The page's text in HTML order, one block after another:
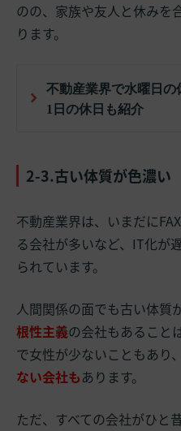
のの、家族や友人と休みを
ります。
不動産業界で水曜日の
1日の休日も紹介
2-3.古い体質が色濃い
不動産業界は、いまだに
る会社が多いなど、IT化が
られています。
人間関係の面でも古い体質
根性主義の会社もあること
で女性が少ないこともあり、
ない会社もあります。
ただ、すべての会社がひと